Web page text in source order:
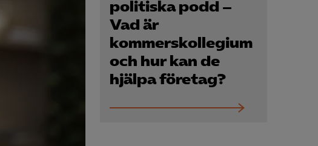
Kurser & utbildningar
Påverkansarbete
politiska podd –
Vad är
kommerskollegium
och hur kan de
hjälpa företag?